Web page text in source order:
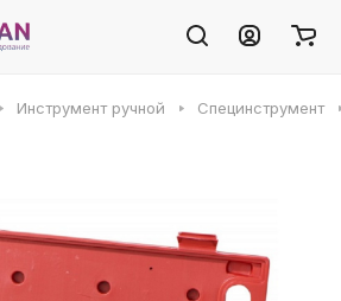
Инструмент ручной Специнструмент